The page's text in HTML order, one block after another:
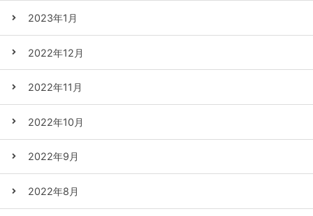
2023年1月
2022年12月
2022年11月
2022年10月
2022年9月
2022年8月